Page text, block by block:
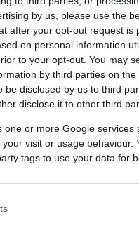
by us, please use the
after your opt-out request is
on personal information
to your opt-out. You may
by third parties on the
be disclosed by us to third
disclose it to other third
one or more Google
visit or usage behaviour.
tags to use your data for
mientras el Atlético
Repasamos
en este artículo.
en el conjunto perico
Villarreal hasta final de
tras la de Carlos
pasado en Getafe,
(Recreativo),